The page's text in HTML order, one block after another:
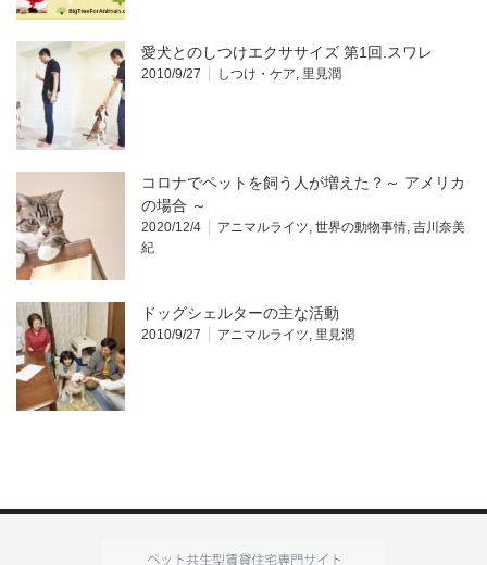
愛犬とのしつけエクササイズ 第1回.スワレ
2010/9/27 しつけ・ケア 里見潤
コロナでペットを飼う人が増えた？～ アメリカ
の場合 ～
2020/12/4 アニマルライツ 世界の動物事情 吉川奈美
紀
ドッグシェルターの主な活動
2010/9/27 アニマルライツ 里見潤